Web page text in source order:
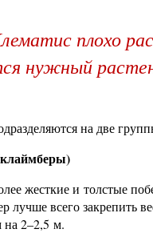
плохо
нужный
на две
жесткие и толстые
лучше всего закрепить
на 2–2,5 м.